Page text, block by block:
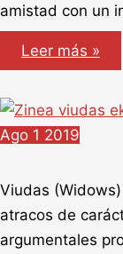
amistad con un
Los
crímenes
de
academia
Leer más »
Ago 1 2019
Viudas
atracos de
argumentales